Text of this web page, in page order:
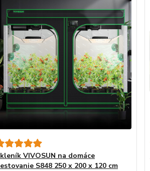
VIVOSUN na domáce
S848 250 x 200 x 120 cm